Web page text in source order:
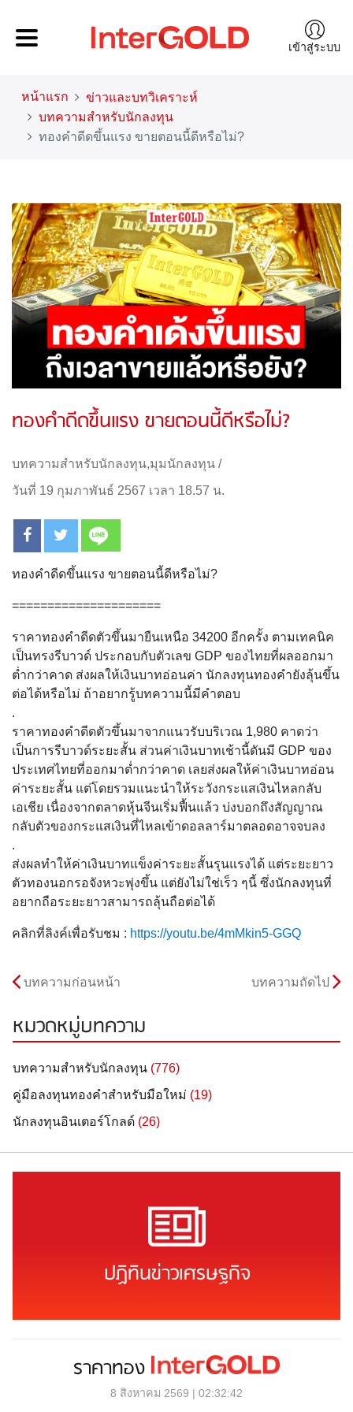
เข้าสู่ระบบ
หน้าแรก
ข่าวและบทวิเคราะห์
บทความสำหรับนักลงทุน
ทองคำดีดขึ้นแรง ขายตอนนี้ดีหรือไม่?
ทองคำดีดขึ้นแรง ขายตอนนี้ดีหรือไม่?
บทความสำหรับนักลงทุน,มุมนักลงทุน /
วันที่ 19 กุมภาพันธ์ 2567 เวลา 18.57 น.
ทองคำดีดขึ้นแรง ขายตอนนี้ดีหรือไม่?
=====================
ราคาทองคำดีดตัวขึ้นมายืนเหนือ 34200 อีกครั้ง ตามเทคนิค
เป็นทรงรีบาวด์ ประกอบกับตัวเลข GDP ของไทยที่ผลออกมา
ต่ำกว่าคาด ส่งผลให้เงินบาทอ่อนค่า นักลงทุนทองคำยังลุ้นขึ้น
ต่อได้หรือไม่ ถ้าอยากรู้บทความนี้มีคำตอบ
.
ราคาทองคำดีดตัวขึ้นมาจากแนวรับบริเวณ 1,980 คาดว่า
เป็นการรีบาวด์ระยะสั้น ส่วนค่าเงินบาทเช้านี้ดันมี GDP ของ
ประเทศไทยที่ออกมาต่ำกว่าคาด เลยส่งผลให้ค่าเงินบาทอ่อน
ค่าระยะสั้น แต่โดยรวมแนะนำให้ระวังกระแสเงินไหลกลับ
เอเชีย เนื่องจากตลาดหุ้นจีนเริ่มฟื้นแล้ว บ่งบอกถึงสัญญาณ
กลับตัวของกระแสเงินที่ไหลเข้าดอลลาร์มาตลอดอาจจบลง
.
ส่งผลทำให้ค่าเงินบาทแข็งค่าระยะสั้นรุนแรงได้ แต่ระยะยาว
ตัวทองนอกรอจังหวะพุ่งขึ้น แต่ยังไม่ใช่เร็ว ๆนี้ ซึ่งนักลงทุนที่
อยากถือระยะยาวสามารถลุ้นถือต่อได้
คลิกที่ลิงค์เพื่อรับชม : https://youtu.be/4mMkin5-GGQ
บทความก่อนหน้า บทความถัดไป
หมวดหมู่บทความ
บทความสำหรับนักลงทุน (776)
คู่มือลงทุนทองคำสำหรับมือใหม่ (19)
นักลงทุนอินเตอร์โกลด์ (26)
ปฏิทินข่าวเศรษฐกิจ
ราคาทอง
8 สิงหาคม 2569 | 02:32:42